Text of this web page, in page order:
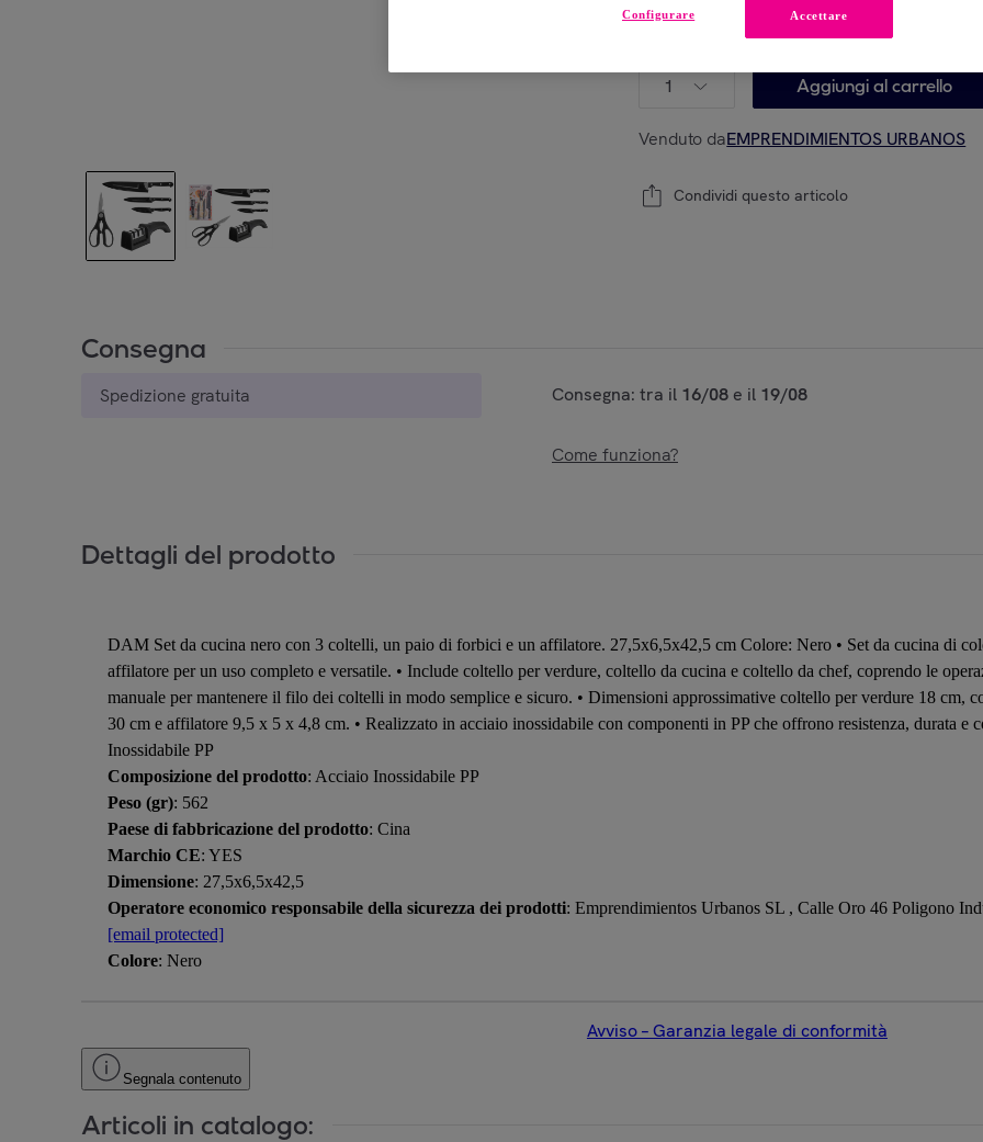
Stanno terminando
Set da cucina nero con 3 coltelli,
1 Aggiungi al carrello
Venduto daEMPRENDIMIENTOS URBANOS
Condividi questo articolo
Consegna
Spedizione gratuita Consegna: tra il 16/08 e il 19/08
Come funziona?
Dettagli del prodotto
DAM Set da cucina nero con 3 coltelli, un paio di forbici e un affilatore. 27,5x6,5x42,5 cm Colore: Nero • Set da cucina di
affilatore per un uso completo e versatile. • Include coltello per verdure, coltello da cucina e coltello da chef, coprendo le
manuale per mantenere il filo dei coltelli in modo semplice e sicuro. • Dimensioni approssimative coltello per verdure 18 cm,
30 cm e affilatore 9,5 x 5 x 4,8 cm. • Realizzato in acciaio inossidabile con componenti in PP che offrono resistenza, durata
Inossidabile PP
Composizione del prodotto: Acciaio Inossidabile PP
Peso (gr): 562
Paese di fabbricazione del prodotto: Cina
Marchio CE: YES
Dimensione: 27,5x6,5x42,5
Operatore economico responsabile della sicurezza dei prodotti: Emprendimientos Urbanos SL , Calle Oro 46 Poligono
[email protected]
Colore: Nero
Avviso – Garanzia legale di conformità
Segnala contenuto
Articoli in catalogo:
Accettare
Configurare